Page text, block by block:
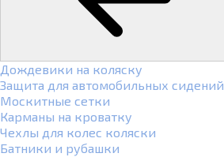
Дождевики на коляску
Защита для автомобильных сидений
Москитные сетки
Карманы на кроватку
Чехлы для колес коляски
Батники и рубашки